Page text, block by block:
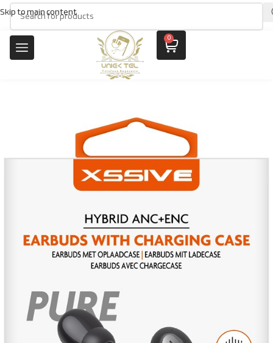
Skip to main content
0